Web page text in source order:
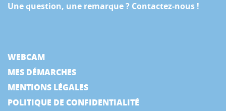
Une question, une remarque ? Contactez-nous !
WEBCAM
MES DÉMARCHES
MENTIONS LÉGALES
POLITIQUE DE CONFIDENTIALITÉ